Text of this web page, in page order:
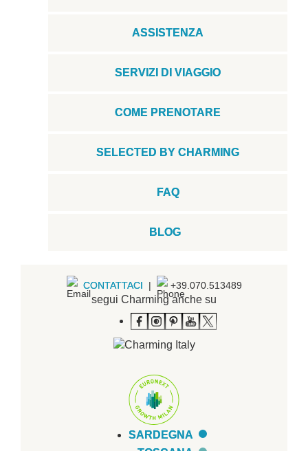
ASSISTENZA
SERVIZI DI VIAGGIO
COME PRENOTARE
SELECTED BY CHARMING
FAQ
BLOG
CONTATTACI | +39.070.513489
segui Charming anche su
SARDEGNA